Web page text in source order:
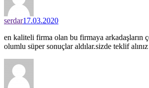
serdar17.03.2020
en kaliteli firma olan bu firmaya arkadaşların
olumlu süper sonuçlar aldılar.sizde teklif alınız